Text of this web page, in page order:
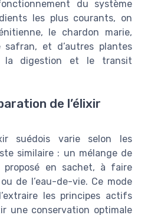
du système
les plus courants, on
le chardon marie,
safran, et d’autres plantes
la digestion et le transit
de l’élixir
suédois varie selon les
similaire : un mélange de
proposé en sachet, à faire
de l’eau-de-vie. Ce mode
les principes actifs
une conservation optimale